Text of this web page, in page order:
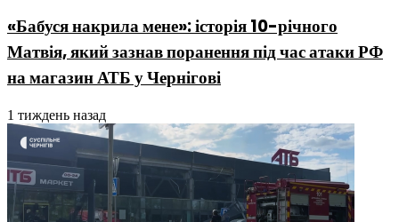
«Бабуся накрила мене»: історія 10-річного
Матвія, який зазнав поранення під час атаки РФ
на магазин АТБ у Чернігові
1 тиждень назад